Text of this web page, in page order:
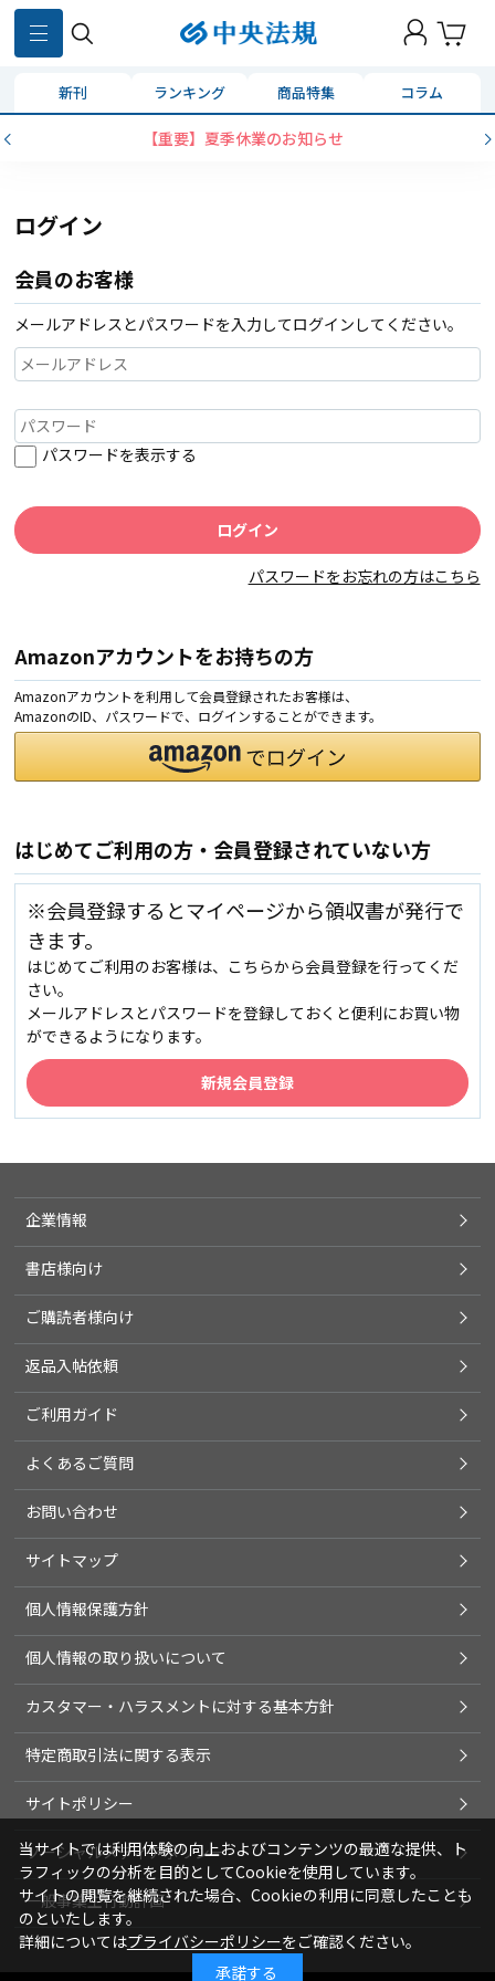
新刊 ランキング 商品特集 コラム
【重要】夏季休業のお知らせ
ログイン
会員のお客様
メールアドレスとパスワードを入力してログインしてください。
パスワードを表示する
パスワードをお忘れの方はこちら
Amazonアカウントをお持ちの方
Amazonアカウントを利用して会員登録されたお客様は、
AmazonのID、パスワードで、ログインすることができます。
はじめてご利用の方・会員登録されていない方
※会員登録するとマイページから領収書が発行で
きます。
はじめてご利用のお客様は、こちらから会員登録を行ってくだ
さい。
メールアドレスとパスワードを登録しておくと便利にお買い物
ができるようになります。
企業情報
書店様向け
ご購読者様向け
返品入帖依頼
ご利用ガイド
よくあるご質問
お問い合わせ
サイトマップ
個人情報保護方針
個人情報の取り扱いについて
カスタマー・ハラスメントに対する基本方針
特定商取引法に関する表示
サイトポリシー
ソーシャルメディアポリシー
一般事業主行動計画
当サイトでは利用体験の向上およびコンテンツの最適な提供、ト
ラフィックの分析を目的としてCookieを使用しています。
サイトの閲覧を継続された場合、Cookieの利用に同意したことも
のといたします。
詳細についてはプライバシーポリシーをご確認ください。
承諾する